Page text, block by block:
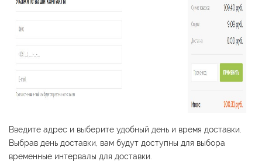
Введите адрес и выберите удобный день и время доставки.
Выбрав день доставки, вам будут доступны для выбора
временные интервалы для доставки.